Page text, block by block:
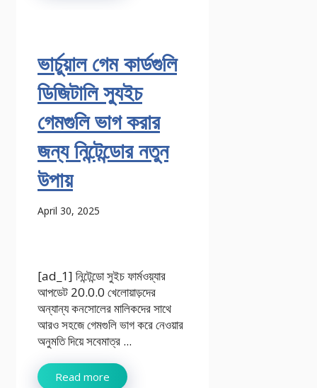
ভার্চুয়াল গেম কার্ডগুলি
ডিজিটালি স্যুইচ
গেমগুলি ভাগ করার
জন্য নিন্টেন্ডোর নতুন
উপায়
April 30, 2025
[ad_1] নিন্টেন্ডো সুইচ ফার্মওয়্যার
আপডেট 20.0.0 খেলোয়াড়দের
অন্যান্য কনসোলের মালিকদের সাথে
আরও সহজে গেমগুলি ভাগ করে নেওয়ার
অনুমতি দিয়ে সবেমাত্র ...
Read more